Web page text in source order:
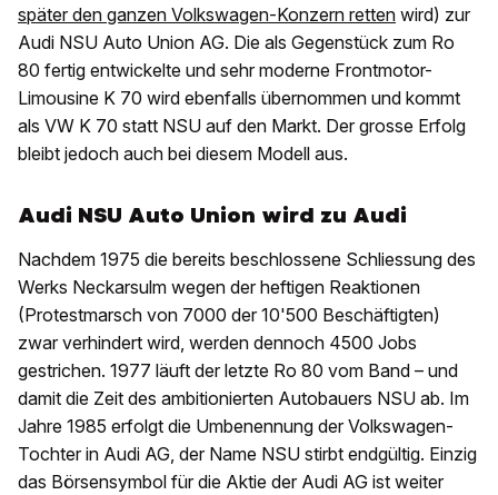
später den ganzen Volkswagen-Konzern retten wird) zur
Audi NSU Auto Union AG. Die als Gegenstück zum Ro
80 fertig entwickelte und sehr moderne Frontmotor-
Limousine K 70 wird ebenfalls übernommen und kommt
als VW K 70 statt NSU auf den Markt. Der grosse Erfolg
bleibt jedoch auch bei diesem Modell aus.
Audi NSU Auto Union wird zu Audi
Nachdem 1975 die bereits beschlossene Schliessung des
Werks Neckarsulm wegen der heftigen Reaktionen
(Protestmarsch von 7000 der 10'500 Beschäftigten)
zwar verhindert wird, werden dennoch 4500 Jobs
gestrichen. 1977 läuft der letzte Ro 80 vom Band – und
damit die Zeit des ambitionierten Autobauers NSU ab. Im
Jahre 1985 erfolgt die Umbenennung der Volkswagen-
Tochter in Audi AG, der Name NSU stirbt endgültig. Einzig
das Börsensymbol für die Aktie der Audi AG ist weiter